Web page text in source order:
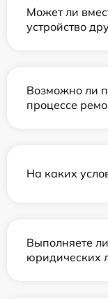
Может ли
устройство
Возможно ли
процессе
На каких
Выполняете
юридических